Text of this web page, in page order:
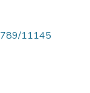
11145